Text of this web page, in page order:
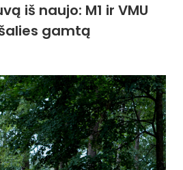
iš naujo: M1 ir VMU
gamtą